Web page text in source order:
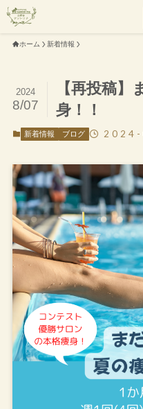
ホーム 新着情報
【再投稿
身！！
2024
8/07
新着情報 ブログ